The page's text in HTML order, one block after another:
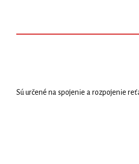
Sú určené na spojenie a rozpojenie